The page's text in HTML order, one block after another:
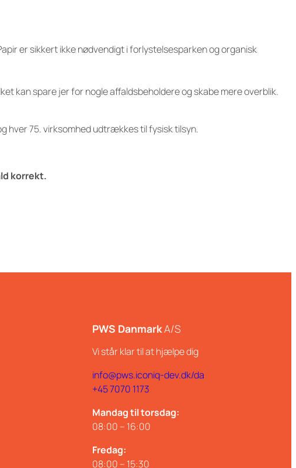
er sikkert ikke nødvendigt i forlystelsesparken og organisk
kan spare jer for nogle affaldsbeholdere og skabe mere overblik.
hver 75. virksomhed udtrækkes til fysisk tilsyn.
korrekt.
PWS DanmarkA/S
Vi står klar til at hjælpe dig
info@pws.iconiq-dev.dk/da
+45 7070 1173
Mandag til torsdag:
08:00 – 16:00
Fredag:
08:00 – 15:30